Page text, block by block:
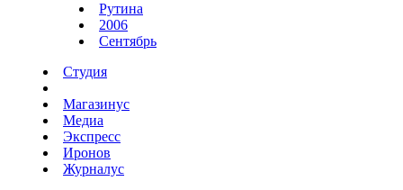
Рутина
2006
Сентябрь
Студия
Магазинус
Медиа
Экспресс
Иронов
Журналус